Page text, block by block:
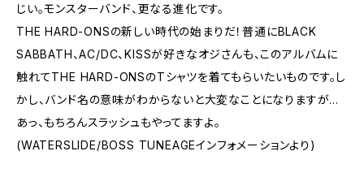
じい。モンスターバンド、更なる進化です。
THE HARD-ONSの新しい時代の始まりだ！普通にBLACK
SABBATH、AC/DC、KISSが好きなオジさんも、このアルバムに
触れてTHE HARD-ONSのTシャツを着てもらいたいものです。し
かし、バンド名の意味がわからないと大変なことになりますが…
あっ、もちろんスラッシュもやってますよ。
(WATERSLIDE/BOSS TUNEAGEインフォメーションより)